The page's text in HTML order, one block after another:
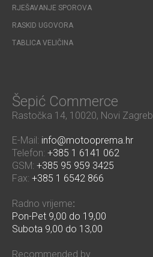
RJEŠAVANJE SPOROVA
RASKID UGOVORA
TABLICA VELIČINA
Šepić Commerce
Rastočka 14, 10020, Novi Zagreb
E-Mail: info@motooprema.hr
Telefon: +385 1 6141 062
GSM: +385 95 959 3425
Fax: +385 1 6542 866
Radno vrijeme:
Pon-Pet 9,00 do 19,00
Subota 9,00 do 13,00
Recommended by